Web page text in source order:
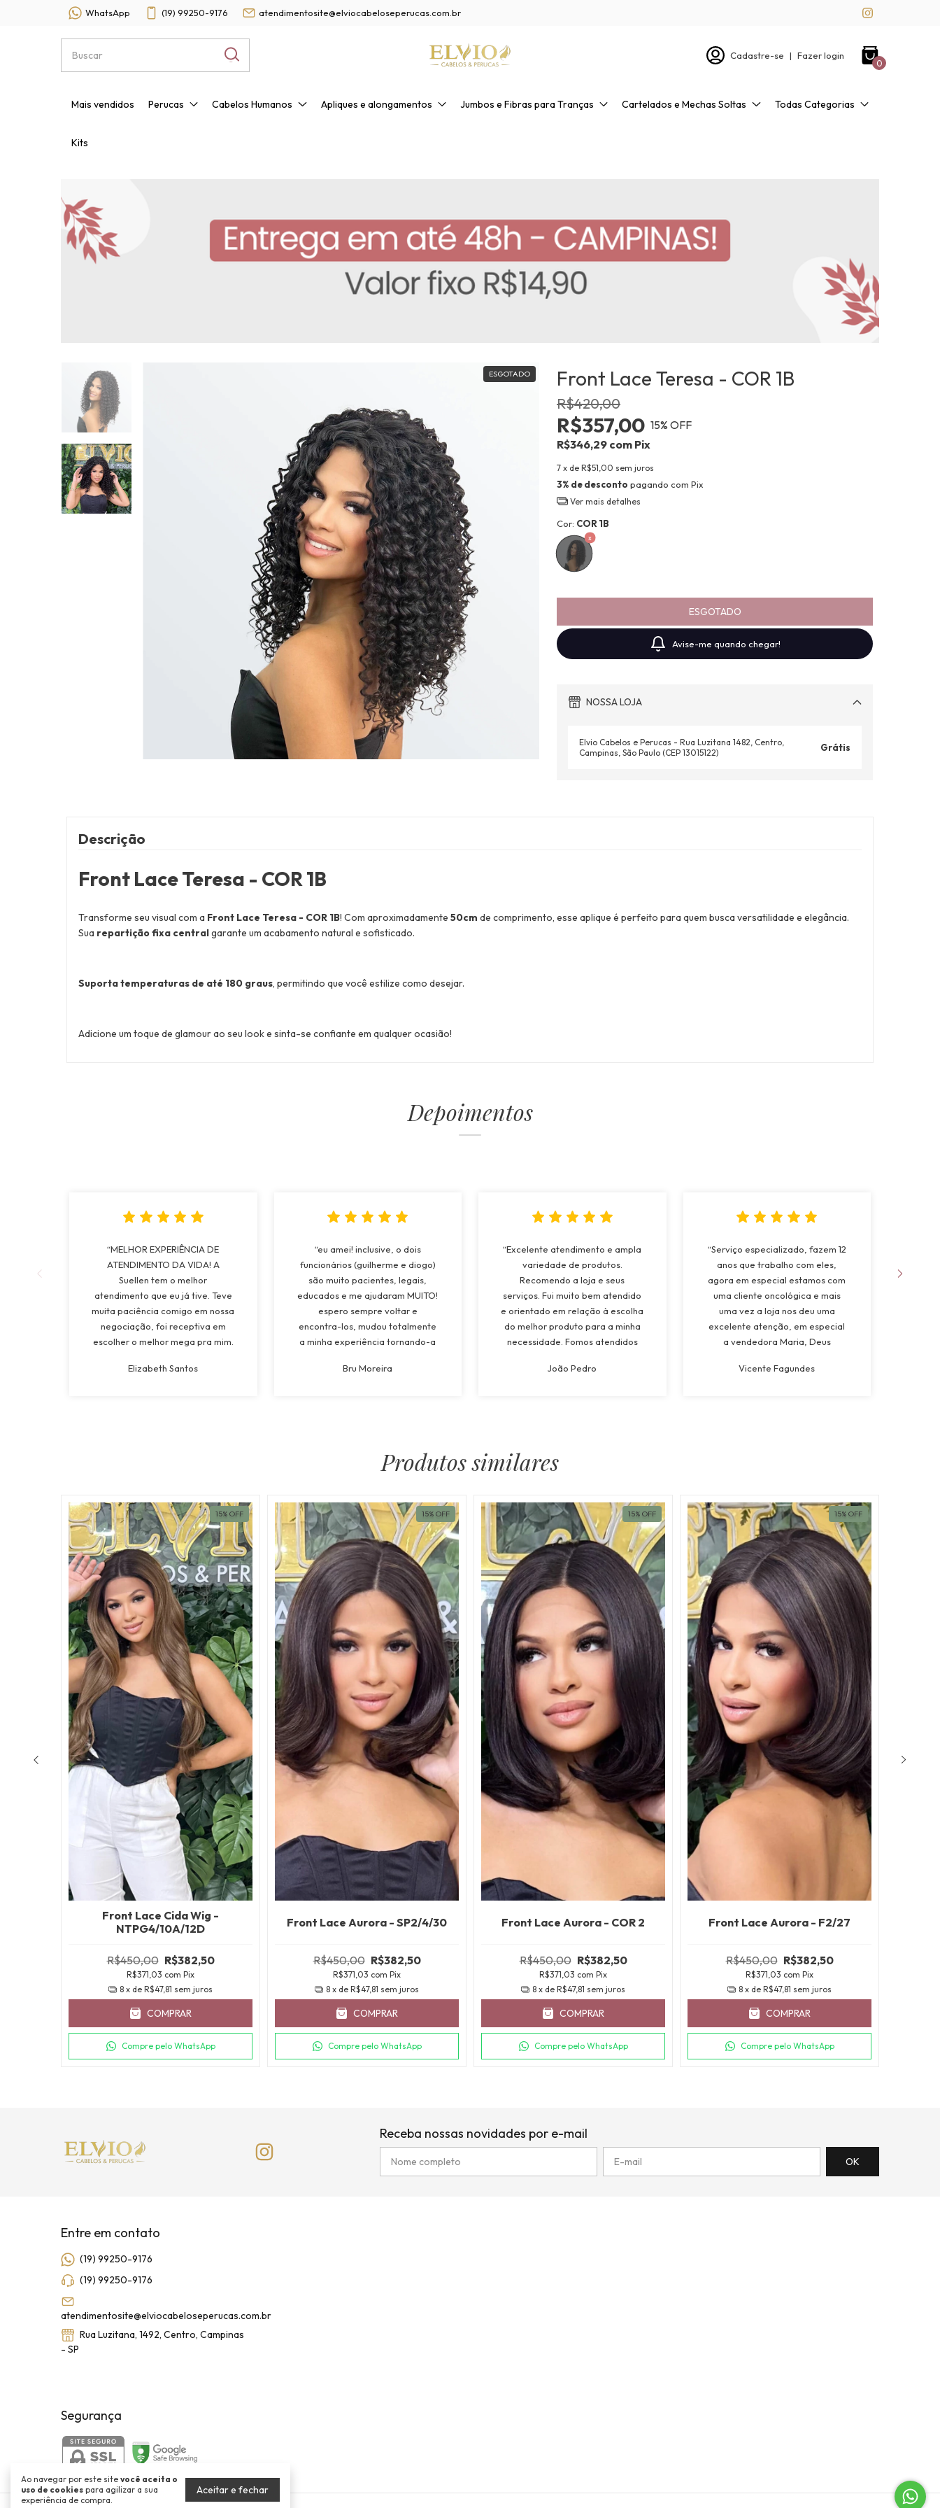
WhatsApp (19) 99250-9176 atendimentosite@elviocabeloseperucas.com.br
Cadastre-se | Fazer login
0
Mais vendidos Perucas Cabelos Humanos Apliques e alongamentos Jumbos e Fibras para Tranças Cartelados e Mechas Soltas Todas Categorias
Kits
Ao navegar por este site você aceita o
uso de cookies para agilizar a sua
experiência de compra.
Aceitar e fechar
ESGOTADO Front Lace Teresa - COR 1B
R$420,00
R$357,00 15% OFF
R$346,29 com Pix
7 x de R$51,00 sem juros
3% de desconto pagando com Pix
Ver mais detalhes
Cor: COR 1B
Avise-me quando chegar!
NOSSA LOJA
Elvio Cabelos e Perucas - Rua Luzitana 1482, Centro,
Campinas, São Paulo (CEP 13015122)
Grátis
Descrição
Front Lace Teresa - COR 1B
Transforme seu visual com a Front Lace Teresa - COR 1B! Com aproximadamente 50cm de comprimento, esse aplique é perfeito para quem busca versatilidade e elegância.
Sua repartição fixa centralgarante um acabamento natural e sofisticado.
Suporta temperaturas de até 180 graus, permitindo que você estilize como desejar.
Adicione um toque de glamour ao seu look e sinta-se confiante em qualquer ocasião!
Depoimentos
“MELHOR EXPERIÊNCIA DE
ATENDIMENTO DA VIDA! A
Suellen tem o melhor
atendimento que eu já tive. Teve
muita paciência comigo em nossa
negociação, foi receptiva em
escolher o melhor mega pra mim.
mais de 15 anos e ganhei da
Elizabeth Santos
“eu amei! inclusive, o dois
funcionários (guilherme e diogo)
são muito pacientes, legais,
educados e me ajudaram MUITO!
espero sempre voltar e
encontra-los, mudou totalmente
a minha experiência tornando-a
os quais já estive! recomendarei
Bru Moreira
“Excelente atendimento e ampla
variedade de produtos.
Recomendo a loja e seus
serviços. Fui muito bem atendido
e orientado em relação à escolha
do melhor produto para a minha
necessidade. Fomos atendidos
atenção e suporte a todo
João Pedro
“Serviço especializado, fazem 12
anos que trabalho com eles,
agora em especial estamos com
uma cliente oncológica e mais
uma vez a loja nos deu uma
excelente atenção, em especial
a vendedora Maria, Deus
Vicente Fagundes
Produtos similares
15% OFF
Front Lace Cida Wig -
NTPG4/10A/12D
R$450,00 R$382,50
R$371,03 com Pix
8 x de R$47,81 sem juros
COMPRAR
Compre pelo WhatsApp
15% OFF
Front Lace Aurora - SP2/4/30
R$450,00 R$382,50
R$371,03 com Pix
8 x de R$47,81 sem juros
COMPRAR
Compre pelo WhatsApp
15% OFF
Front Lace Aurora - COR 2
R$450,00 R$382,50
R$371,03 com Pix
8 x de R$47,81 sem juros
COMPRAR
Compre pelo WhatsApp
15% OFF
Front Lace Aurora - F2/27
R$450,00 R$382,50
R$371,03 com Pix
8 x de R$47,81 sem juros
COMPRAR
Compre pelo WhatsApp
Receba nossas novidades por e-mail
Entre em contato
(19) 99250-9176
(19) 99250-9176
atendimentosite@elviocabeloseperucas.com.br
Rua Luzitana, 1492, Centro, Campinas
- SP
Segurança